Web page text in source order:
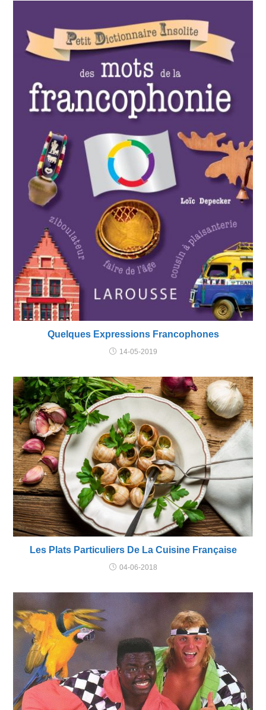
Quelques Expressions Francophones
14-05-2019
Les Plats Particuliers De La Cuisine Française
04-06-2018